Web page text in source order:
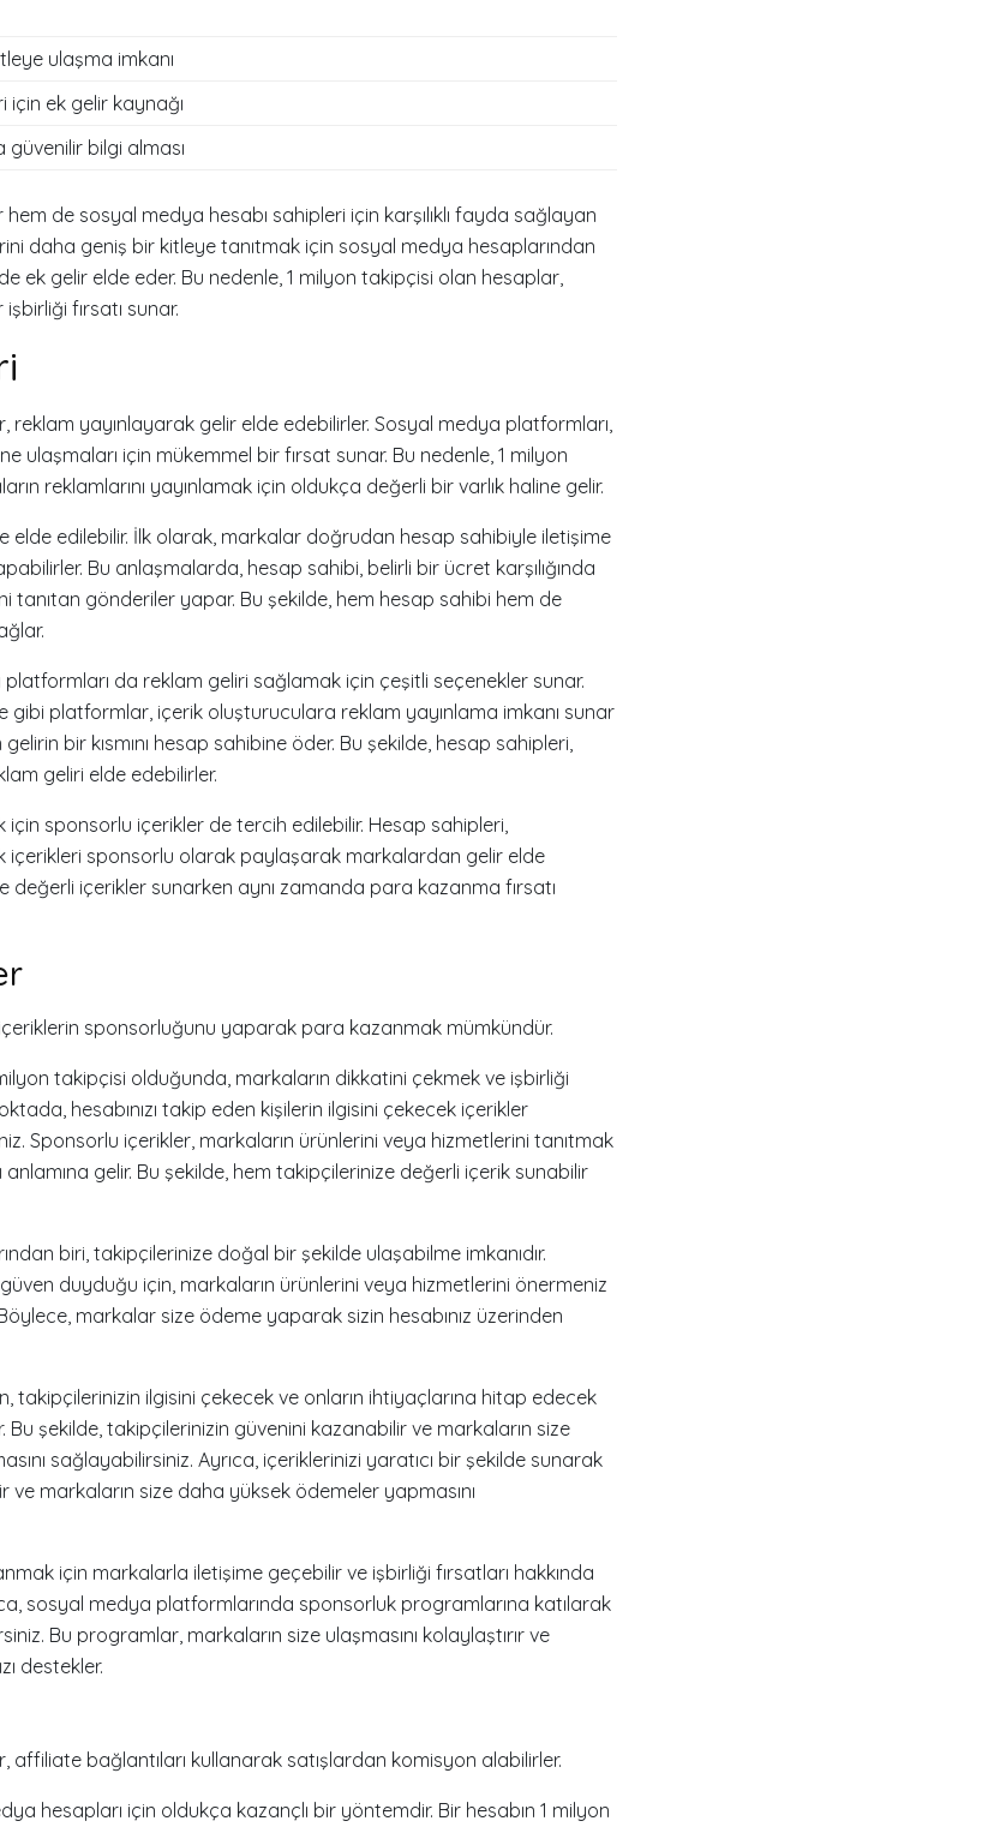
ulaşma imkanı
için ek gelir kaynağı
bilgi alması
de sosyal medya hesabı sahipleri için karşılıklı fayda sağlayan
daha geniş bir kitleye tanıtmak için sosyal medya hesaplarından
ek gelir elde eder. Bu nedenle, 1 milyon takipçisi olan hesaplar,
fırsatı sunar.
reklam yayınlayarak gelir elde edebilirler. Sosyal medya platformları,
ulaşmaları için mükemmel bir fırsat sunar. Bu nedenle, 1 milyon
reklamlarını yayınlamak için oldukça değerli bir varlık haline gelir.
elde edilebilir. İlk olarak, markalar doğrudan hesap sahibiyle iletişime
Bu anlaşmalarda, hesap sahibi, belirli bir ücret karşılığında
tanıtan gönderiler yapar. Bu şekilde, hem hesap sahibi hem de
platformları da reklam geliri sağlamak için çeşitli seçenekler sunar.
gibi platformlar, içerik oluşturuculara reklam yayınlama imkanı sunar
bir kısmını hesap sahibine öder. Bu şekilde, hesap sahipleri,
geliri elde edebilirler.
için sponsorlu içerikler de tercih edilebilir. Hesap sahipleri,
içerikleri sponsorlu olarak paylaşarak markalardan gelir elde
değerli içerikler sunarken aynı zamanda para kazanma fırsatı
sponsorluğunu yaparak para kazanmak mümkündür.
takipçisi olduğunda, markaların dikkatini çekmek ve işbirliği
hesabınızı takip eden kişilerin ilgisini çekecek içerikler
Sponsorlu içerikler, markaların ürünlerini veya hizmetlerini tanıtmak
gelir. Bu şekilde, hem takipçilerinize değerli içerik sunabilir
biri, takipçilerinize doğal bir şekilde ulaşabilme imkanıdır.
duyduğu için, markaların ürünlerini veya hizmetlerini önermeniz
markalar size ödeme yaparak sizin hesabınız üzerinden
takipçilerinizin ilgisini çekecek ve onların ihtiyaçlarına hitap edecek
Bu şekilde, takipçilerinizin güvenini kazanabilir ve markaların size
sağlayabilirsiniz. Ayrıca, içeriklerinizi yaratıcı bir şekilde sunarak
markaların size daha yüksek ödemeler yapmasını
için markalarla iletişime geçebilir ve işbirliği fırsatları hakkında
sosyal medya platformlarında sponsorluk programlarına katılarak
Bu programlar, markaların size ulaşmasını kolaylaştırır ve
destekler.
affiliate bağlantıları kullanarak satışlardan komisyon alabilirler.
hesapları için oldukça kazançlı bir yöntemdir. Bir hesabın 1 milyon